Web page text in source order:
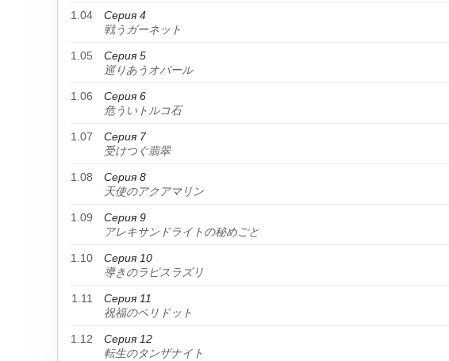
1.04
Серия 4
戦うガーネット
1.05
Серия 5
巡りあうオパール
1.06
Серия 6
危ういトルコ石
1.07
Серия 7
受けつぐ翡翠
1.08
Серия 8
天使のアクアマリン
1.09
Серия 9
アレキサンドライトの秘めごと
1.10
Серия 10
導きのラピスラズリ
1.11
Серия 11
祝福のペリドット
1.12
Серия 12
転生のタンザナイト